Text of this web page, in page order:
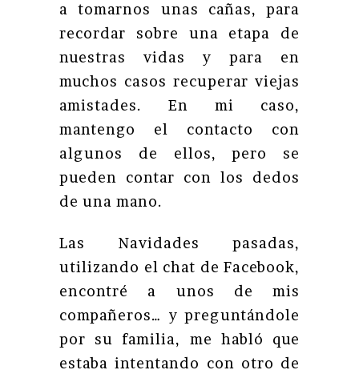
a tomarnos unas cañas, para
recordar sobre una etapa de
nuestras vidas y para en
muchos casos recuperar viejas
amistades. En mi caso,
mantengo el contacto con
algunos de ellos, pero se
pueden contar con los dedos
de una mano.
Las Navidades pasadas,
utilizando el chat de Facebook,
encontré a unos de mis
compañeros… y preguntándole
por su familia, me habló que
estaba intentando con otro de